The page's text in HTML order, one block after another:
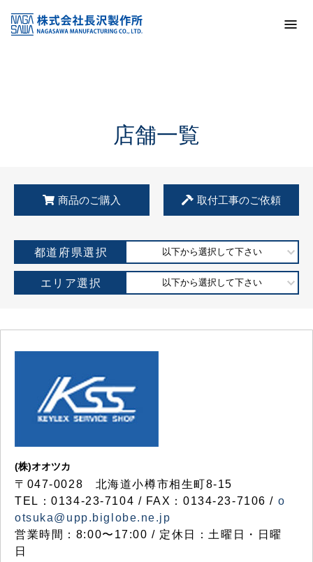
KSS加盟店・取扱店情報
店舗一覧
店舗一覧
商品のご購入 取付工事のご依頼
都道府県選択 以下から選択して下さい
エリア選択 以下から選択して下さい
(株)オオツカ
〒047-0028 北海道小樽市相生町8-15
TEL：0134-23-7104 / FAX：0134-23-7106 / o
otsuka@upp.biglobe.ne.jp
営業時間：8:00〜17:00 / 定休日：土曜日・日曜
日